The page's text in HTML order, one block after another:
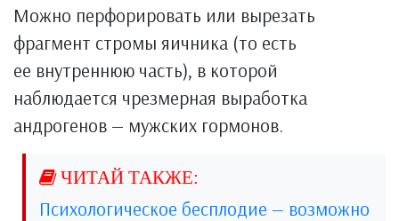
Можно перфорировать или вырезать
фрагмент стромы яичника (то есть
ее внутреннюю часть), в которой
наблюдается чрезмерная выработка
андрогенов — мужских гормонов.
Психологическое бесплодие — возможно